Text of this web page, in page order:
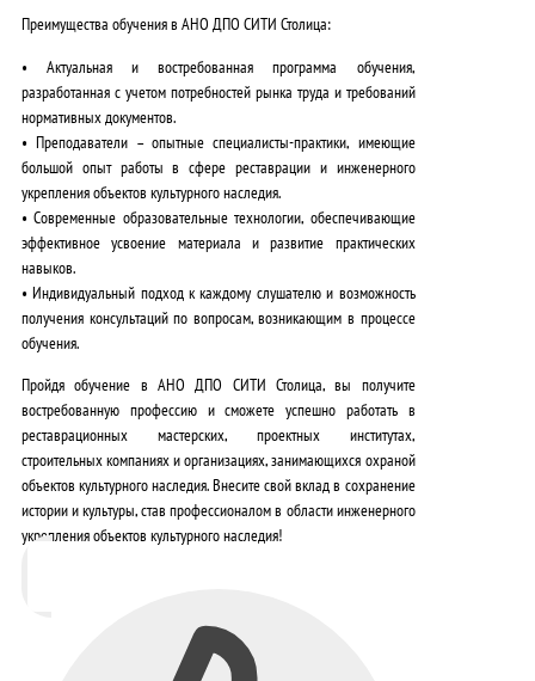
Преимущества обучения в АНО ДПО СИТИ Столица:
•Актуальная и востребованная программа обучения,
разработанная с учетом потребностей рынка труда и требований
нормативных документов.
•Преподаватели – опытные специалисты-практики, имеющие
большой опыт работы в сфере реставрации и инженерного
укрепления объектов культурного наследия.
•Современные образовательные технологии, обеспечивающие
эффективное усвоение материала и развитие практических
навыков.
•Индивидуальный подход к каждому слушателюи возможность
получения консультаций по вопросам, возникающим в процессе
обучения.
Пройдя обучение в АНО ДПО СИТИ Столица, вы получите
востребованную профессию и сможете успешно работать в
реставрационных мастерских, проектных институтах,
строительных компаниях и организациях, занимающихся охраной
объектов культурного наследия.Внесите свой вклад в сохранение
истории и культуры, став профессионалом в области инженерного
укрепления объектов культурного наследия!